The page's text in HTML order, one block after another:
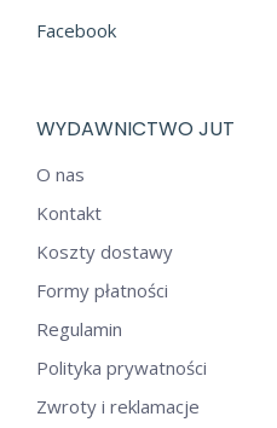
Facebook
WYDAWNICTWO JUT
O nas
Kontakt
Koszty dostawy
Formy płatności
Regulamin
Polityka prywatności
Zwroty i reklamacje